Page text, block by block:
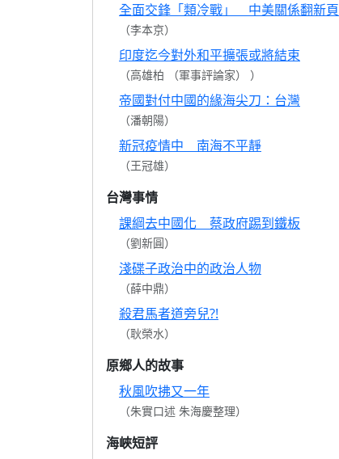
全面交鋒「類冷戰」 中美關係翻新頁
（李本京）
印度迄今對外和平擴張或將結束
（高雄柏 （軍事評論家） ）
帝國對付中國的緣海尖刀：台灣
（潘朝陽）
新冠疫情中 南海不平靜
（王冠雄）
台灣事情
課綱去中國化 蔡政府踢到鐵板
（劉新圓）
淺碟子政治中的政治人物
（薛中鼎）
殺君馬者道旁兒?!
（耿榮水）
原鄉人的故事
秋風吹拂又一年
（朱實口述 朱海慶整理）
海峽短評